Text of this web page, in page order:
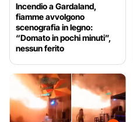
Incendio a Gardaland,
fiamme avvolgono
scenografia in legno:
“Domato in pochi minuti”,
nessun ferito